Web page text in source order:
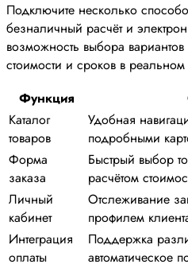
Подключите несколько
безналичный расчёт и
возможность выбора
стоимости и сроков в
Функция
Каталог
товаров
Удобная
подробными
Форма
заказа
Быстрый выбор
расчётом
Личный
кабинет
Отслеживание
профилем
Интеграция
оплаты
Поддержка
автоматическое